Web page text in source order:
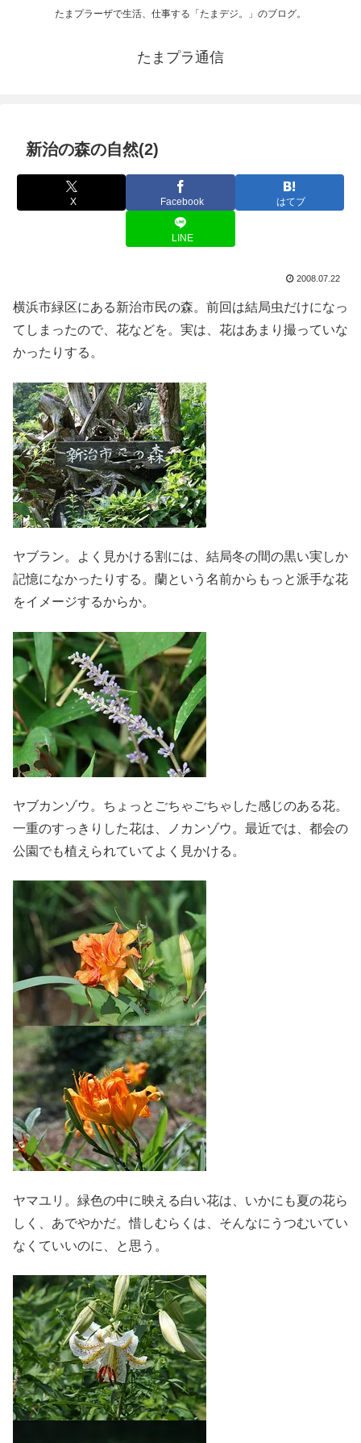
たまプラーザで生活、仕事する「たまデジ。」のブログ。
たまプラ通信
新治の森の自然(2)
X Facebook はてブ
LINE
2008.07.22
横浜市緑区にある新治市民の森。前回は結局虫だけになっ
てしまったので、花などを。実は、花はあまり撮っていな
かったりする。
ヤブラン。よく見かける割には、結局冬の間の黒い実しか
記憶になかったりする。蘭という名前からもっと派手な花
をイメージするからか。
ヤブカンゾウ。ちょっとごちゃごちゃした感じのある花。
一重のすっきりした花は、ノカンゾウ。最近では、都会の
公園でも植えられていてよく見かける。
ヤマユリ。緑色の中に映える白い花は、いかにも夏の花ら
しく、あでやかだ。惜しむらくは、そんなにうつむいてい
なくていいのに、と思う。